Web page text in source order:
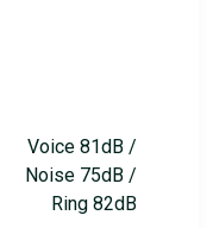
Voice 81dB /
Noise 75dB /
Ring 82dB